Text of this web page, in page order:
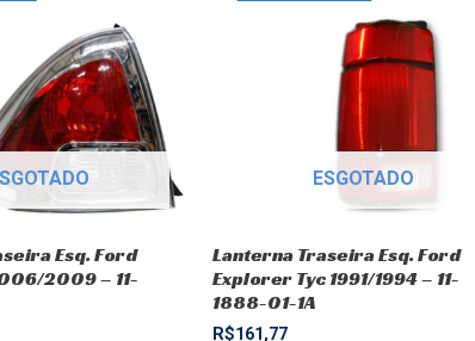
Esq. Ford
2009 – 11-
ESGOTADO
Lanterna Traseira Esq. Ford
Explorer Tyc 1991/1994 – 11-
1888-01-1A
R$161,77